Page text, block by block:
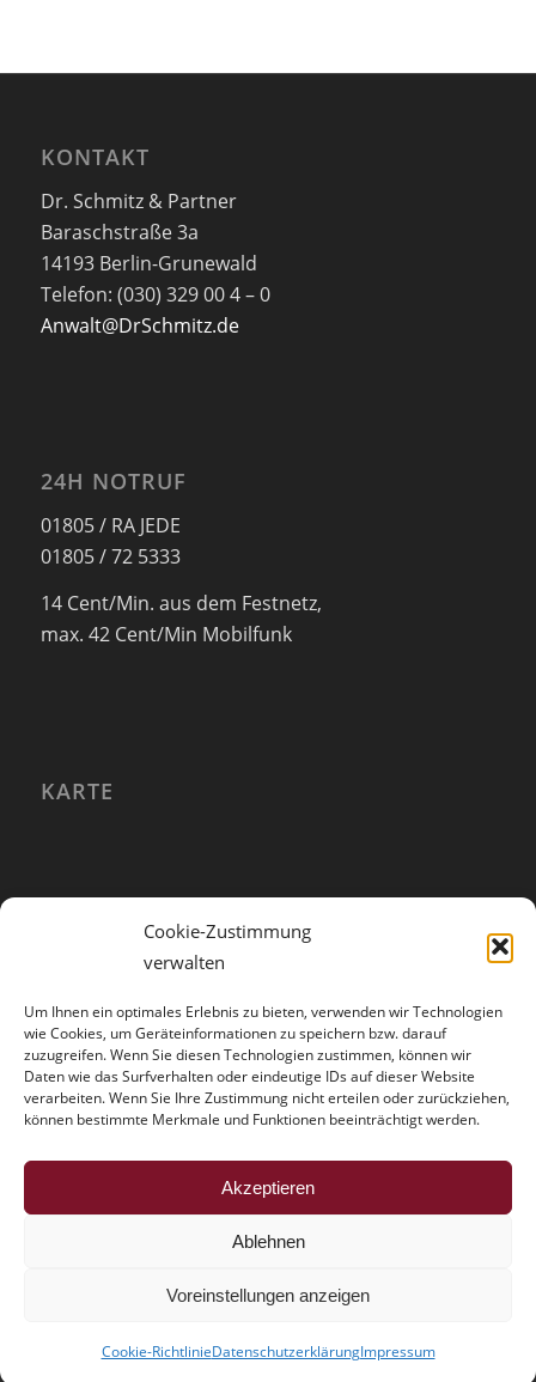
Cookie-Zustimmung
verwalten
Um Ihnen ein optimales Erlebnis zu bieten, verwenden wir Technologien
wie Cookies, um Geräteinformationen zu speichern bzw. darauf
zuzugreifen. Wenn Sie diesen Technologien zustimmen, können wir
Daten wie das Surfverhalten oder eindeutige IDs auf dieser Website
verarbeiten. Wenn Sie Ihre Zustimmung nicht erteilen oder zurückziehen,
können bestimmte Merkmale und Funktionen beeinträchtigt werden.
Akzeptieren
Ablehnen
Voreinstellungen anzeigen
Cookie-RichtlinieDatenschutzerklärungImpressum
KONTAKT
Dr. Schmitz & Partner
Baraschstraße 3a
14193 Berlin-Grunewald
Telefon: (030) 329 00 4 – 0
Anwalt@DrSchmitz.de
24H NOTRUF
01805 / RA JEDE
01805 / 72 5333
14 Cent/Min. aus dem Festnetz,
max. 42 Cent/Min Mobilfunk
KARTE
Der Trouble mit der Vollmacht
Dr. Schmitz & Partner - RechtsanwälteImpressum-Datenschutzerklärung